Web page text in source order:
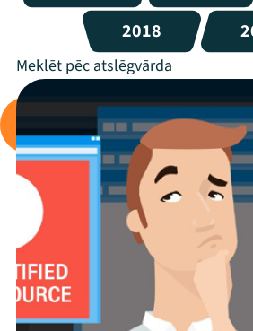
2018